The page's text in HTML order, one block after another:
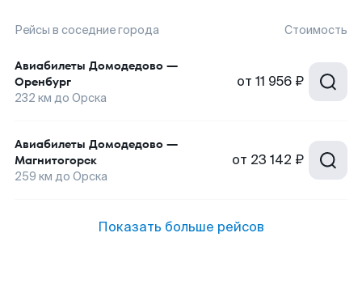
Рейсы в соседние города Стоимость
Авиабилеты Домодедово —
Оренбург
232 км до Орска
от 11 956 ₽
Авиабилеты Домодедово —
Магнитогорск
259 км до Орска
от 23 142 ₽
Показать больше рейсов